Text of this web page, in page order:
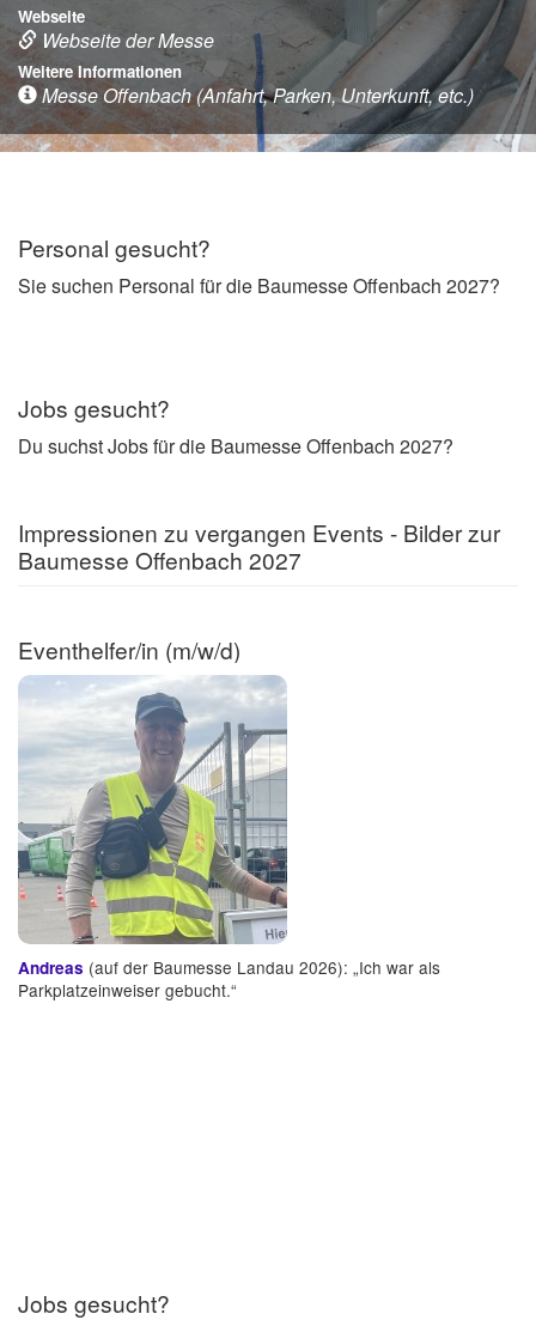
Webseite
Webseite der Messe
Weitere Informationen
Messe Offenbach (Anfahrt, Parken, Unterkunft, etc.)
Personal gesucht?
Sie suchen Personal für die Baumesse Offenbach 2027?
Jobs gesucht?
Du suchst Jobs für die Baumesse Offenbach 2027?
Impressionen zu vergangen Events - Bilder zur
Baumesse Offenbach 2027
Eventhelfer/in (m/w/d)
Andreas (auf der Baumesse Landau 2026): „Ich war als
Parkplatzeinweiser gebucht.“
Jobs gesucht?